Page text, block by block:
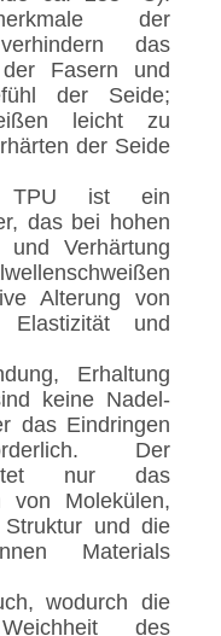
der
verhindern das
Fasern und
der Seide;
leicht zu
der Seide
TPU ist ein
das bei hohen
und Verhärtung
Alterung von
und
Erhaltung
keine Nadel-
das Eindringen
Der
nur das
von Molekülen,
und die
Materials
wodurch die
des